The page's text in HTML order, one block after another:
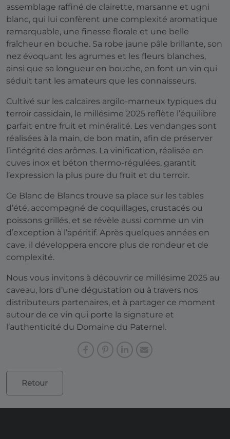
assemblage raffiné de clairette, marsanne et ugni
blanc, qui lui confèrent une complexité aromatique
remarquable, une finesse florale et une belle
fraîcheur en bouche. Sa robe jaune pâle brillante, son
nez évoquant les agrumes et les fleurs blanches,
ainsi que sa longueur en bouche, en font un vin qui
séduit tant les amateurs que les connaisseurs.
Cultivé sur les calcaires argilo-marneux typiques du
terroir cassidain, le millésime 2025 reflète l’équilibre
parfait entre fruit et minéralité. Les vendanges sont
réalisées à la main, de bon matin, afin de préserver
l’intégrité des arômes. La vinification, réalisée en
cuves inox et béton thermo-régulées, garantit
l’expression la plus pure du fruit et du terroir.
Ce Blanc de Blancs trouve sa place sur les tables
d’été, accompagné de coquillages, crustacés ou
poissons grillés, et se révèle aussi comme un vin
d’exception à l’apéritif. Après quelques années en
cave, il développera encore plus de rondeur et de
complexité.
Nous vous invitons à découvrir ce millésime 2025 au
caveau, lors d’une dégustation ou à travers nos
distributeurs partenaires, et à partager ce moment
autour de ce vin qui porte la signature et
l’authenticité du Domaine du Paternel.
Retour